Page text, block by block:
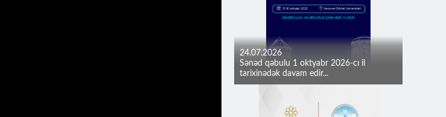
24.07.2026
Sənəd qəbulu 1 oktyabr 2026-cı il
tarixinədək davam edir...